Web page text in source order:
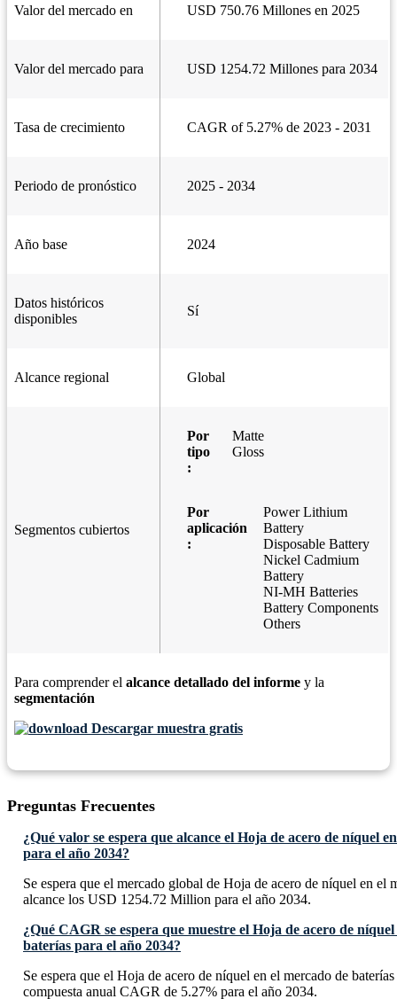
Valor del mercado en USD 750.76 Millones en 2025
Valor del mercado para USD 1254.72 Millones para 2034
Tasa de crecimiento CAGR of 5.27% de 2023 - 2031
Periodo de pronóstico 2025 - 2034
Año base 2024
Datos históricos
disponibles
Sí
Alcance regional Global
Segmentos cubiertos
Por
tipo
:
Matte
Gloss
Por
aplicación
:
Power Lithium
Battery
Disposable Battery
Nickel Cadmium
Battery
NI-MH Batteries
Battery Components
Others
Para comprender el alcance detallado del informe y la
segmentación
Descargar muestra gratis
Preguntas Frecuentes
¿Qué valor se espera que alcance el Hoja de acero de níquel
para el año 2034?
Se espera que el mercado global de Hoja de acero de níquel en el
alcance los USD 1254.72 Million para el año 2034.
¿Qué CAGR se espera que muestre el Hoja de acero de
baterías para el año 2034?
Se espera que el Hoja de acero de níquel en el mercado de
compuesta anual CAGR de 5.27% para el año 2034.